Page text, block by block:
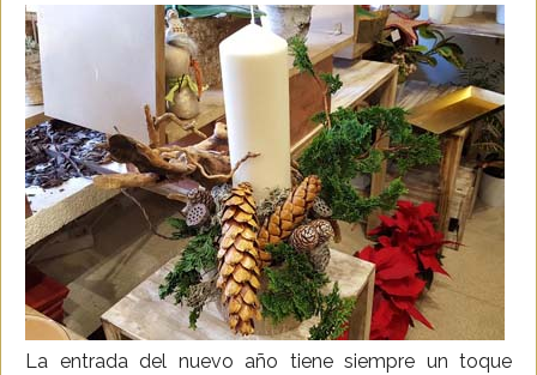
La entrada del nuevo año tiene siempre un toque